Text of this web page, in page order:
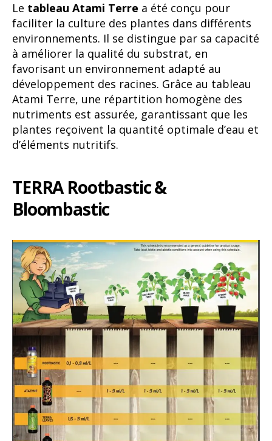
Le tableau Atami Terre a été conçu pour
faciliter la culture des plantes dans différents
environnements. Il se distingue par sa capacité
à améliorer la qualité du substrat, en
favorisant un environnement adapté au
développement des racines. Grâce au tableau
Atami Terre, une répartition homogène des
nutriments est assurée, garantissant que les
plantes reçoivent la quantité optimale d’eau et
d’éléments nutritifs.
TERRA Rootbastic &
Bloombastic